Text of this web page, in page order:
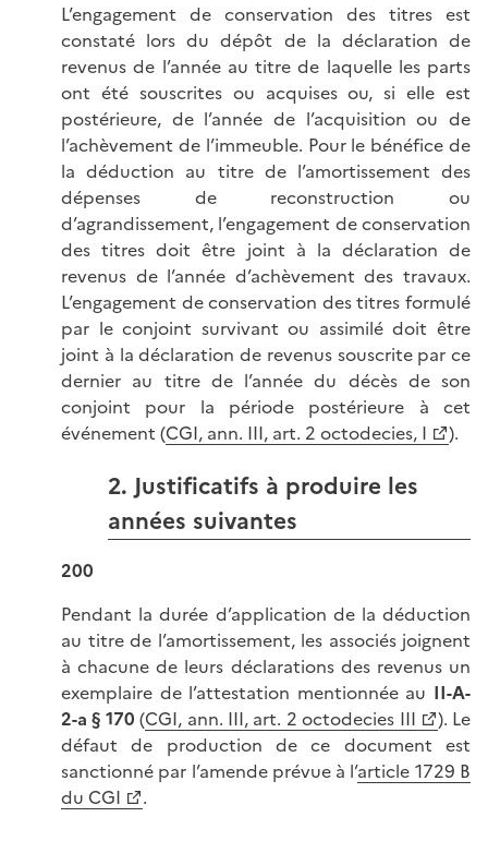
L’engagement de conservation des titres est
constaté lors du dépôt de la déclaration de
revenus de l’année au titre de laquelle les parts
ont été souscrites ou acquises ou, si elle est
postérieure, de l’année de l’acquisition ou de
l’achèvement de l’immeuble. Pour le bénéfice de
la déduction au titre de l’amortissement des
dépenses de reconstruction ou
d’agrandissement, l’engagement de conservation
des titres doit être joint à la déclaration de
revenus de l’année d’achèvement des travaux.
L’engagement de conservation des titres formulé
par le conjoint survivant ou assimilé doit être
joint à la déclaration de revenus souscrite par ce
dernier au titre de l’année du décès de son
conjoint pour la période postérieure à cet
événement (CGI, ann. III, art. 2 octodecies, I ).
2. Justificatifs à produire les
années suivantes
200
Pendant la durée d’application de la déduction
au titre de l’amortissement, les associés joignent
à chacune de leurs déclarations des revenus un
exemplaire de l’attestation mentionnée au II-A-
2-a § 170 (CGI, ann. III, art. 2 octodecies III
). Le
défaut de production de ce document est
sanctionné par l’amende prévue à l’article 1729 B
du CGI
.